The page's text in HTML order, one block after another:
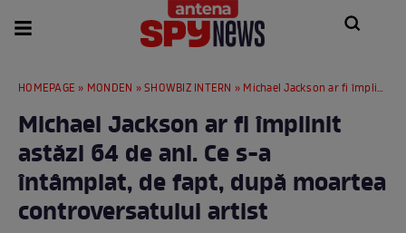
HOMEPAGE » MONDEN »SHOWBIZ INTERN » Michael Jackson ar fi împlinit astăzi 64 de ani. Ce s-a întâmplat, de fapt, după moartea controversatului artist
Michael Jackson ar fi împlinit
astăzi 64 de ani. Ce s-a
întâmplat, de fapt, după moartea
controversatului artist